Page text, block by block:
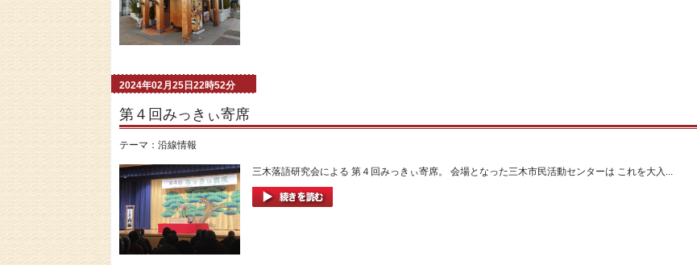
2024年02月25日22時52分
第４回みっきぃ寄席
テーマ： 沿線情報
三木落語研究会による 第４回みっきぃ寄席。 会場となった三木市民活動センターは これを大入...